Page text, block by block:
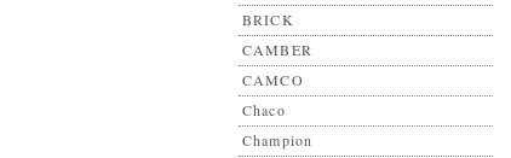
BRICK
CAMBER
CAMCO
Chaco
Champion